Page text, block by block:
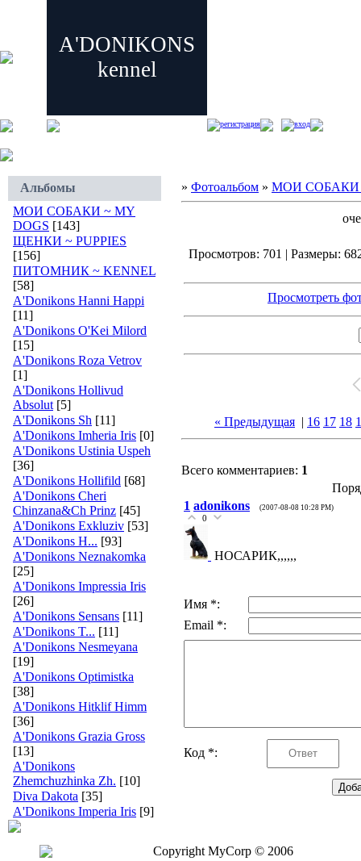
A'DONIKONS
kennel
регистрация вход
Альбомы
МОИ СОБАКИ ~ MY
DOGS [143]
ЩЕНКИ ~ PUPPIES
[156]
ПИТОМНИК ~ KENNEL
[58]
A'Donikons Hanni Happi
[11]
A'Donikons O'Kei Milord
[15]
A'Donikons Roza Vetrov
[1]
A'Donikons Hollivud
Absolut [5]
A'Donikons Sh [11]
A'Donikons Imheria Iris [0]
A'Donikons Ustinia Uspeh
[36]
A'Donikons Hollifild [68]
A'Donikons Cheri
Chinzana&Ch Prinz [45]
A'Donikons Exkluziv [53]
A'Donikons H... [93]
A'Donikons Neznakomka
[25]
A'Donikons Impressia Iris
[26]
A'Donikons Sensans [11]
A'Donikons T... [11]
A'Donikons Nesmeyana
[19]
A'Donikons Optimistka
[38]
A'Donikons Hitklif Himm
[36]
A'Donikons Grazia Gross
[13]
A'Donikons
Zhemchuzhinka Zh. [10]
Diva Dakota [35]
A'Donikons Imperia Iris [9]
» Фотоальбом » МОИ СОБАКИ
Просмотров: 701 | Размеры:
Просмотреть
« Предыдущая | 16 17 18
Всего комментариев: 1
1 adonikons (2007-08-08 10:28 PM)
0
НОСАРИК,,,,,,
Имя *:
Email *:
Код *:
Copyright MyCorp © 2006